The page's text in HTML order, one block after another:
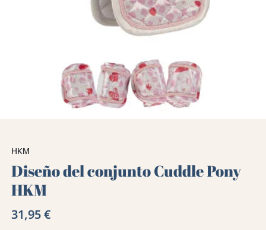
HKM
Diseño del conjunto Cuddle Pony
HKM
31,95 €